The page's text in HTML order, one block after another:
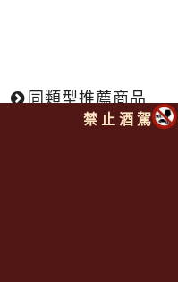
同類型推薦商品
禁 止 酒 駕